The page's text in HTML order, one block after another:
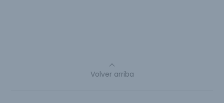
Volver arriba